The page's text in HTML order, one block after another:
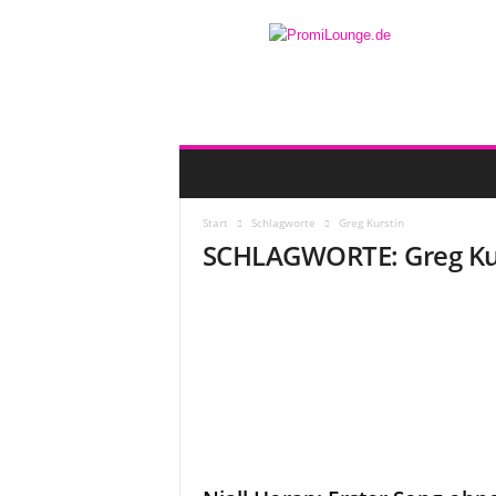
Start Schlagworte Greg Kurstin
SCHLAGWORTE: Greg